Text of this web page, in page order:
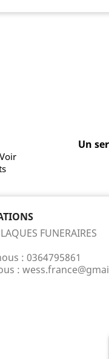
Un
FUNERAIRES
: 0364795861
: